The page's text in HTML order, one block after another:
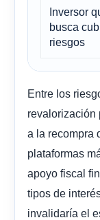
Inversor
busca
riesgos
Entre los
revalorización
a la recompra
plataformas
apoyo fiscal
tipos de
invalidaría el